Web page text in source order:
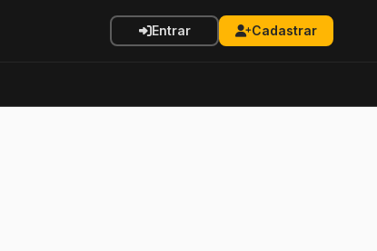
Entrar Cadastrar